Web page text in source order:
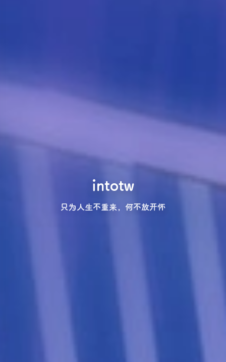
intotw
只为人生不重来，何不放开怀